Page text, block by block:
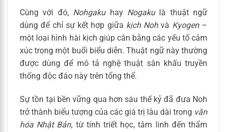
Cùng với đó, Nohgakuhay Nogakulà thuật ngữ
dùng để chỉ sự kết hợp giữa kịch Nohvà Kyogen–
một loại hình hài kịch giúp cân bằng các yếu tố cảm
xúc trong một buổi biểu diễn. Thuật ngữ này thường
được dùng để mô tả nghệ thuật sân khấu truyền
thống độc đáo này trên tổng thể.
Sự tồn tại bền vững qua hơn sáu thế kỷ đã đưa Noh
trở thành biểu tượng của các giá trị lâu dài trong văn
hóa Nhật Bản, từ tính triết học, tâm linh đến thẩm